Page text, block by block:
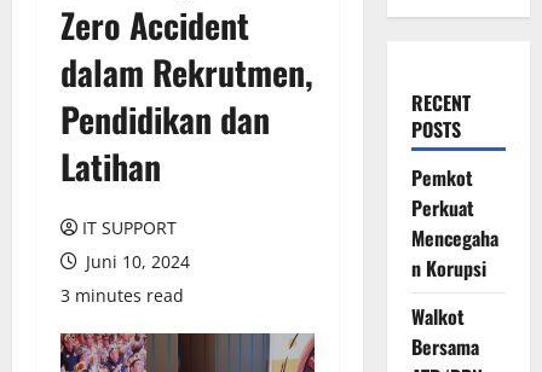
Zero Accident
dalam Rekrutmen,
Pendidikan dan
Latihan
IT SUPPORT
Juni 10, 2024
3 minutes read
RECENT
POSTS
Pemkot
Perkuat
Mencegaha
n Korupsi
Walkot
Bersama